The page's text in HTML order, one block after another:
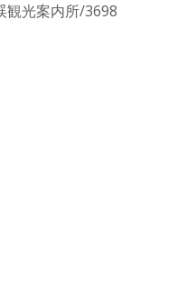
光案内所/3698